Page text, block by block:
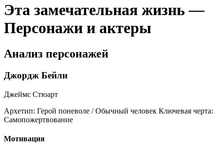
Эта замечательная жизнь —
Персонажи и актеры
Анализ персонажей
Джордж Бейли
Джеймс Стюарт
Архетип: Герой поневоле / Обычный человек Ключевая черта:
Самопожертвование
Мотивация